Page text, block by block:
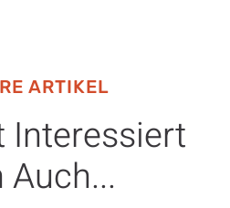
ARTIKEL
Interessiert
Auch...